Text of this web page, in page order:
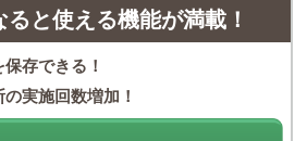
と使える機能が満載！
存できる！
実施回数増加！